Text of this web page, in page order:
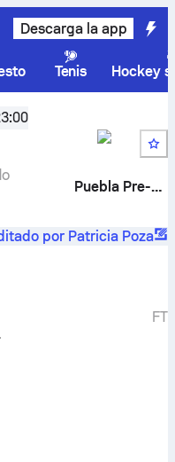
Descarga la app
Tenis
Hockey
Pre-Peques - 1ª Vuelta
Puebla Pre-Peques
por Patricia Poza
FT